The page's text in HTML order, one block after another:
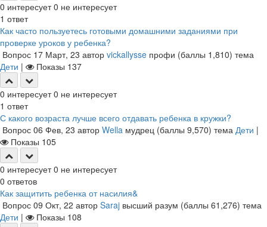
0 интересует 0 не интересует
1 ответ
Как часто пользуетесь готовыми домашними заданиями при
проверке уроков у ребенка?
Вопрос 17 Март, 23 автор vickallysse профи (баллы 1,810) тема
Дети | Показы 137
0 интересует 0 не интересует
1 ответ
С какого возраста лучше всего отдавать ребенка в кружки?
Вопрос 06 Фев, 23 автор Wella мудрец (баллы 9,570) тема Дети |
Показы 105
0 интересует 0 не интересует
0 ответов
Как защитить ребенка от насилия&
Вопрос 09 Окт, 22 автор Saraj высший разум (баллы 61,276) тема
Дети | Показы 108